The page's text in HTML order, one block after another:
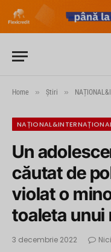
Home » Știri »
Un
căutat de
violat o
toaleta unui
3 decembrie 2022